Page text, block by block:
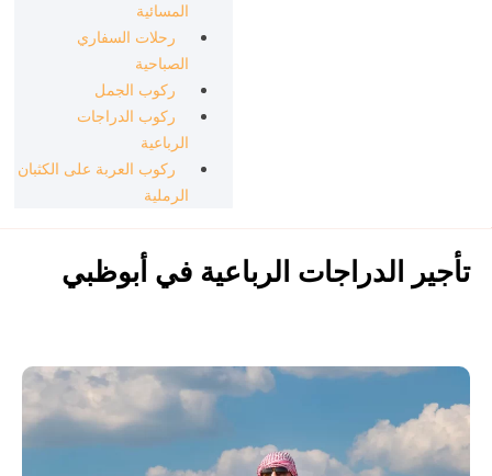
المسائية
رحلات السفاري
الصباحية
ركوب الجمل
ركوب الدراجات
الرباعية
ركوب العربة على الكثبان
الرملية
تأجير الدراجات الرباعية في أبوظبي